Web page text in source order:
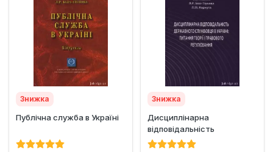
Знижка
Публічна служба в Україні
Знижка
Дисциплінарна
відповідальність
державного службовця в